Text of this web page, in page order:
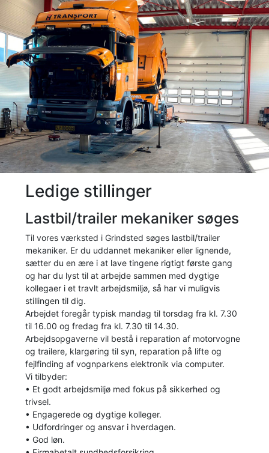
Ledige stillinger
Lastbil/trailer mekaniker søges
Til vores værksted i Grindsted søges lastbil/trailer
mekaniker. Er du uddannet mekaniker eller lignende,
sætter du en ære i at lave tingene rigtigt første gang
og har du lyst til at arbejde sammen med dygtige
kollegaer i et travlt arbejdsmiljø, så har vi muligvis
stillingen til dig.
Arbejdet foregår typisk mandag til torsdag fra kl. 7.30
til 16.00 og fredag fra kl. 7.30 til 14.30.
Arbejdsopgaverne vil bestå i reparation af motorvogne
og trailere, klargøring til syn, reparation på lifte og
fejlfinding af vognparkens elektronik via computer.
Vi tilbyder:
• Et godt arbejdsmiljø med fokus på sikkerhed og
trivsel.
• Engagerede og dygtige kolleger.
• Udfordringer og ansvar i hverdagen.
• God løn.